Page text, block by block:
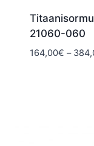
21060-060
164,00€ –